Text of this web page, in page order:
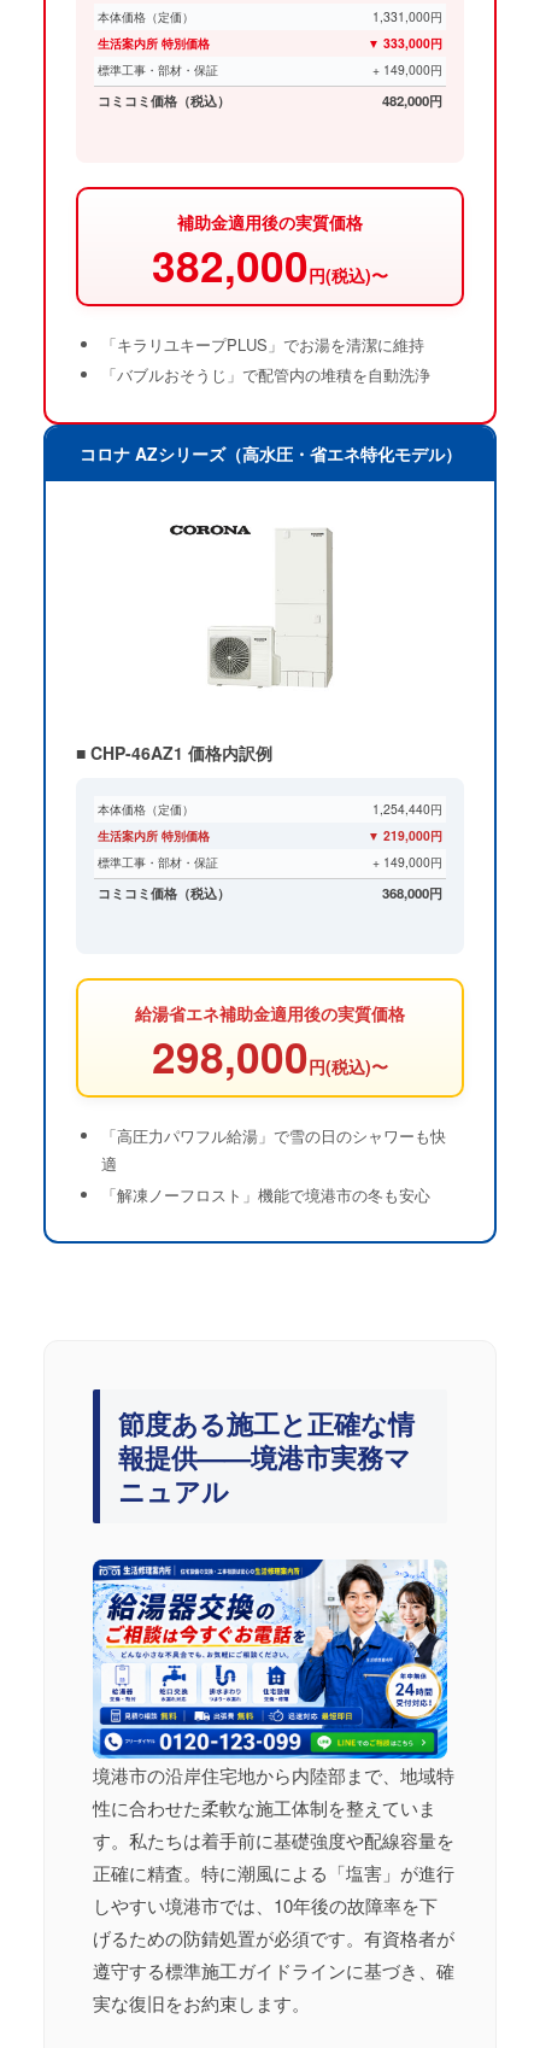
本体価格（定価）
1,331,000円
生活案内所 特別価格
▼ 333,000円
標準工事・部材・保証
+ 149,000円
コミコミ価格（税込） 482,000円
補助金適用後の実質価格
382,000円(税込)〜
「キラリユキープPLUS」でお湯を清潔に維持
「バブルおそうじ」で配管内の堆積を自動洗浄
コロナ AZシリーズ（高水圧・省エネ特化モデル）
■ CHP-46AZ1 価格内訳例
本体価格（定価）
1,254,440円
生活案内所 特別価格
▼ 219,000円
標準工事・部材・保証
+ 149,000円
コミコミ価格（税込） 368,000円
給湯省エネ補助金適用後の実質価格
298,000円(税込)〜
「高圧力パワフル給湯」で雪の日のシャワーも快
適
「解凍ノーフロスト」機能で境港市の冬も安心
節度ある施工と正確な情
報提供——境港市実務マ
ニュアル
境港市の沿岸住宅地から内陸部まで、地域特
性に合わせた柔軟な施工体制を整えていま
す。私たちは着手前に基礎強度や配線容量を
正確に精査。特に潮風による「塩害」が進行
しやすい境港市では、10年後の故障率を下
げるための防錆処置が必須です。有資格者が
遵守する標準施工ガイドラインに基づき、確
実な復旧をお約束します。